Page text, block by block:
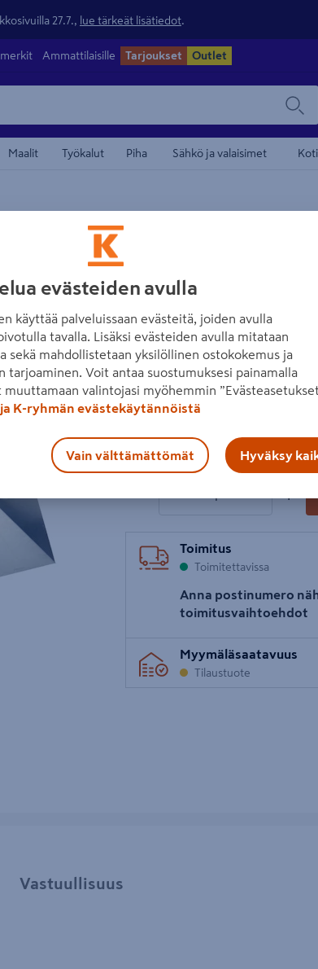
27.7., lue tärkeät lisätiedot
Ammattilaisille Tarjoukset Outlet
Maalit Työkalut Piha Sähkö ja valaisimet
Seuraava
Tasauslaatikko
Tuotenumero:
ATTD-sarjassa on kaikkiin
Lue koko tuotekuvaus
Hinta verkkokaupassa
189€/kpl
189 €/ kpl
− +
Toimitus
Toimitettavissa
Anna postinumero
toimitusvaihtoehdot
Myymäläsaatavuus
Tilaustuote
Vastuullisuus
evästeiden avulla
käyttää palveluissaan evästeitä, joiden avulla
tavalla. Lisäksi evästeiden avulla mitataan
sekä mahdollistetaan yksilöllinen ostokokemus ja
tarjoaminen. Voit antaa suostumuksesi painamalla
muuttamaan valintojasi myöhemmin
K-ryhmän evästekäytännöistä
Vain välttämättömät Hyväksy